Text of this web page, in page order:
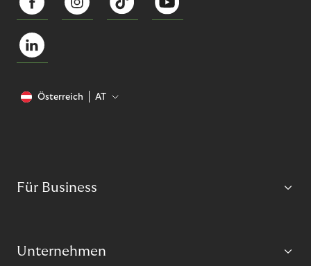
Österreich AT
Für Business
Unternehmen